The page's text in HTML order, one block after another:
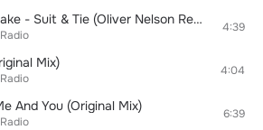
Justin Timberlake - Suit & Tie (Oliver Nelson Remix) 4:39
Mix) 4:04
And You (Original Mix) 6:39